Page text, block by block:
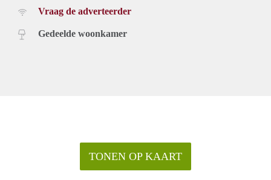
Vraag de adverteerder
Gedeelde woonkamer
TONEN OP KAART